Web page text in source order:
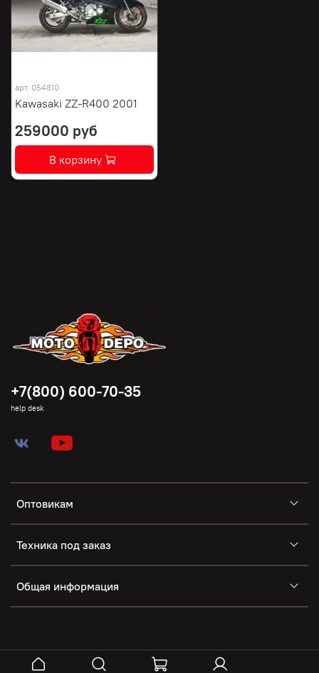
арт. 054810
Kawasaki ZZ-R400 2001
259000 руб
В корзину
Оптовикам
Техника под заказ
Общая информация
+7(800) 600-70-35
help desk